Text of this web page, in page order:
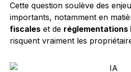
Cette question soulève des
importants, notamment en
fiscales et de réglementations
risquent vraiment les